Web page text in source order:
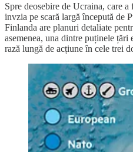
Spre deosebire de Ucraina, care
invzia pe scară largă începută de
Finlanda are planuri detaliate
asemenea, una dintre puținele țări
rază lungă de acțiune în cele trei